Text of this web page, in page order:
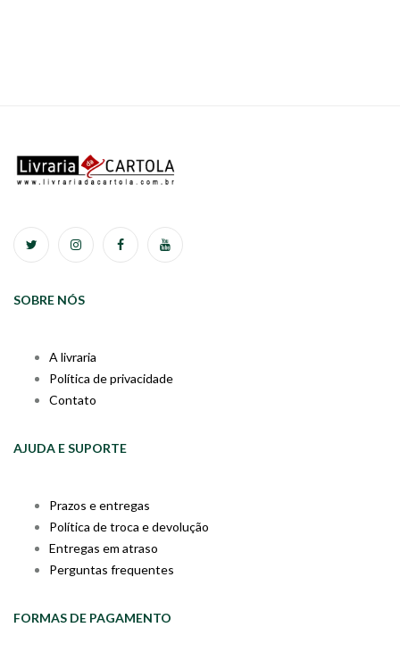
SOBRE NÓS
A livraria
Política de privacidade
Contato
AJUDA E SUPORTE
Prazos e entregas
Política de troca e devolução
Entregas em atraso
Perguntas frequentes
FORMAS DE PAGAMENTO